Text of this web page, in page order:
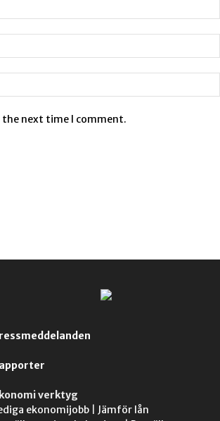
the next time I comment.
verktyg
ekonomijobb
Jämför lån